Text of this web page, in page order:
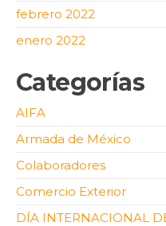
febrero 2022
enero 2022
Categorías
AIFA
Armada de México
Colaboradores
Comercio Exterior
DÍA INTERNACIONAL